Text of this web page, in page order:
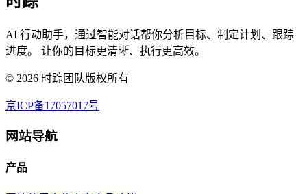
AI 行动助手，通过智能对话帮你分析目标、制定计划、跟踪
进度。 让你的目标更清晰、执行更高效。
© 2026 时踪团队版权所有
京ICP备17057017号
网站导航
产品